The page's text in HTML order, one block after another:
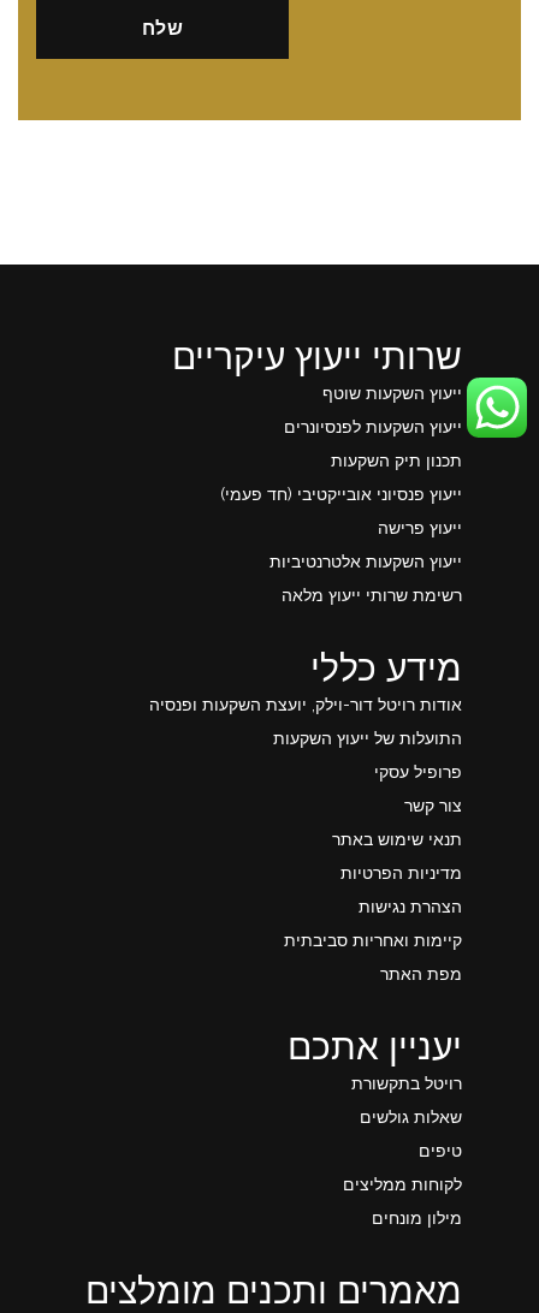
שרותי ייעוץ עיקריים
ייעוץ השקעות שוטף
ייעוץ השקעות לפנסיונרים
תכנון תיק השקעות
ייעוץ פנסיוני אובייקטיבי (חד פעמי)
ייעוץ פרישה
ייעוץ השקעות אלטרנטיביות
רשימת שרותי ייעוץ מלאה
מידע כללי
אודות רויטל דור-וילק, יועצת השקעות ופנסיה
התועלות של ייעוץ השקעות
פרופיל עסקי
צור קשר
תנאי שימוש באתר
מדיניות הפרטיות
הצהרת נגישות
קיימות ואחריות סביבתית
מפת האתר
יעניין אתכם
רויטל בתקשורת
שאלות גולשים
טיפים
לקוחות ממליצים
מילון מונחים
מאמרים ותכנים מומלצים